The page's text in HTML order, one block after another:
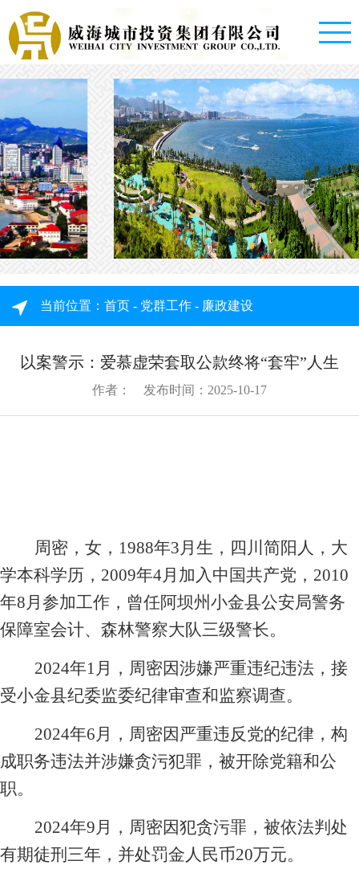
团
况
织
誉
资
中
知
公
告
媒
聚
焦
化
企
标
识
企
业
化
核
工
风
党
群
作
党
建
群
政
建
开
务
联
当前位置： 首页- 党群工作- 廉政建设
以案警示：爱慕虚荣套取公款终将“套牢”人生
作者： 发布时间：2025-10-17
周密，女，1988年3月生，四川简阳人，大
学本科学历，2009年4月加入中国共产党，2010
年8月参加工作，曾任阿坝州小金县公安局警务
保障室会计、森林警察大队三级警长。
2024年1月，周密因涉嫌严重违纪违法，接
受小金县纪委监委纪律审查和监察调查。
2024年6月，周密因严重违反党的纪律，构
成职务违法并涉嫌贪污犯罪，被开除党籍和公
职。
2024年9月，周密因犯贪污罪，被依法判处
有期徒刑三年，并处罚金人民币20万元。